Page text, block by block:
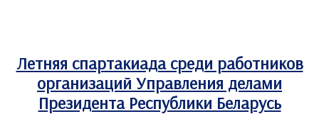
Летняя спартакиада среди работников
организаций Управления делами
Президента Республики Беларусь